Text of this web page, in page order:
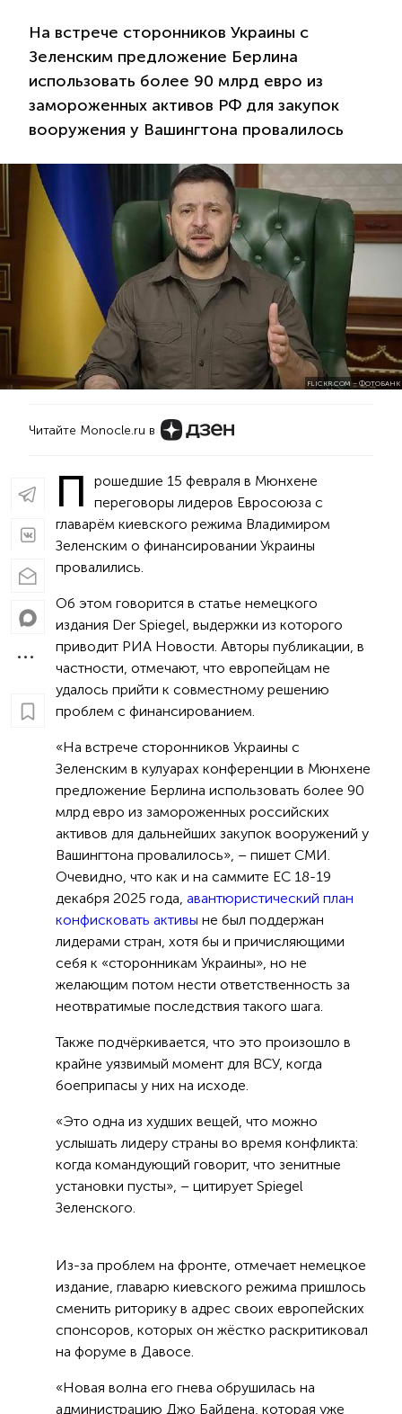
На встрече сторонников Украины с
Зеленским предложение Берлина
использовать более 90 млрд евро из
замороженных активов РФ для закупок
вооружения у Вашингтона провалилось
FLICKR.COM – ФОТОБАНК
Читайте Monocle.ru в
П
рошедшие 15 февраля в Мюнхене
переговоры лидеров Евросоюза с
главарём киевского режима Владимиром
Зеленским о финансировании Украины
провалились.
Об этом говорится в статье немецкого
издания Der Spiegel, выдержки из которого
приводит РИА Новости. Авторы публикации, в
частности, отмечают, что европейцам не
удалось прийти к совместному решению
проблем с финансированием.
«На встрече сторонников Украины с
Зеленским в кулуарах конференции в Мюнхене
предложение Берлина использовать более 90
млрд евро из замороженных российских
активов для дальнейших закупок вооружений у
Вашингтона провалилось», – пишет СМИ.
Очевидно, что как и на саммите ЕС 18-19
декабря 2025 года, авантюристический план
конфисковать активы не был поддержан
лидерами стран, хотя бы и причисляющими
себя к «сторонникам Украины», но не
желающим потом нести ответственность за
неотвратимые последствия такого шага.
Также подчёркивается, что это произошло в
крайне уязвимый момент для ВСУ, когда
боеприпасы у них на исходе.
«Это одна из худших вещей, что можно
услышать лидеру страны во время конфликта:
когда командующий говорит, что зенитные
установки пусты», – цитирует Spiegel
Зеленского.
Из-за проблем на фронте, отмечает немецкое
издание, главарю киевского режима пришлось
сменить риторику в адрес своих европейских
спонсоров, которых он жёстко раскритиковал
на форуме в Давосе.
«Новая волна его гнева обрушилась на
администрацию Джо Байдена, которая уже